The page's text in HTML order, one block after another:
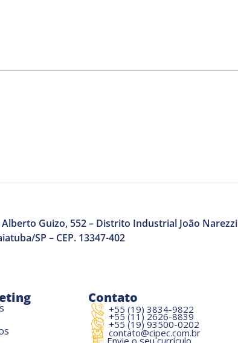
Alberto Guizo, 552 – Distrito Industrial João Narezzi
SP – CEP. 13347-402
Contato
+55 (19) 3834-9822
+55 (11) 2626-8839
+55 (19) 93500-0202
contato@cipec.com.br